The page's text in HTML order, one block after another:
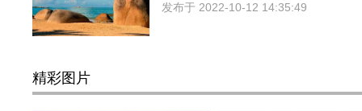
发布于 2022-10-12 14:35:49
精彩图片